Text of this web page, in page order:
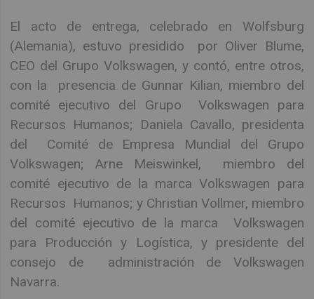
El acto de entrega, celebrado en Wolfsburg
(Alemania), estuvo presidido por Oliver Blume,
CEO del Grupo Volkswagen, y contó, entre otros,
con la presencia de Gunnar Kilian, miembro del
comité ejecutivo del Grupo Volkswagen para
Recursos Humanos; Daniela Cavallo, presidenta
del Comité de Empresa Mundial del Grupo
Volkswagen; Arne Meiswinkel, miembro del
comité ejecutivo de la marca Volkswagen para
Recursos Humanos; y Christian Vollmer, miembro
del comité ejecutivo de la marca Volkswagen
para Producción y Logística, y presidente del
consejo de administración de Volkswagen
Navarra.